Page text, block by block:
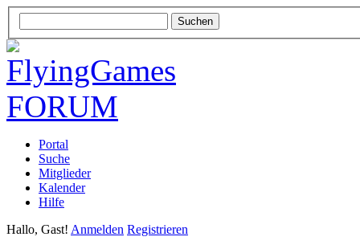
Portal
Suche
Mitglieder
Kalender
Hilfe
Hallo, Gast! Anmelden Registrieren